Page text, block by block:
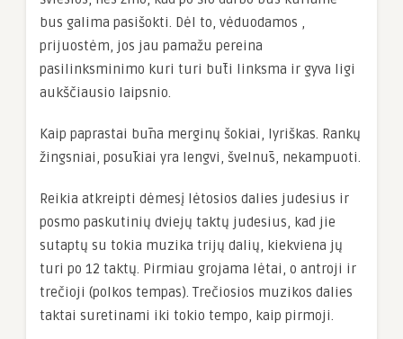
bus galima pasišokti. Dėl to, vėduodamos ,
prijuostėm, jos jau pamažu pereina
pasilinksminimo kuri turi būti linksma ir gyva ligi
aukščiausio laipsnio.
Kaip paprastai būna merginų šokiai, lyriškas. Rankų
žingsniai, posūkiai yra lengvi, švelnūs, nekampuoti.
Reikia atkreipti dėmesį lėtosios dalies judesius ir
posmo paskutinių dviejų taktų judesius, kad jie
sutaptų su tokia muzika trijų dalių, kiekviena jų
turi po 12 taktų. Pirmiau grojama lėtai, o antroji ir
trečioji (polkos tempas). Trečiosios muzikos dalies
taktai suretinami iki tokio tempo, kaip pirmoji.